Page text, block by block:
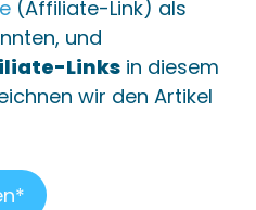
(Affiliate-Link) als
und
Links in diesem
wir den Artikel